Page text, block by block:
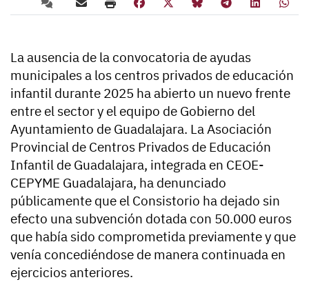
La ausencia de la convocatoria de ayudas
municipales a los centros privados de educación
infantil durante 2025 ha abierto un nuevo frente
entre el sector y el equipo de Gobierno del
Ayuntamiento de Guadalajara. La Asociación
Provincial de Centros Privados de Educación
Infantil de Guadalajara, integrada en CEOE-
CEPYME Guadalajara, ha denunciado
públicamente que el Consistorio ha dejado sin
efecto una subvención dotada con 50.000 euros
que había sido comprometida previamente y que
venía concediéndose de manera continuada en
ejercicios anteriores.